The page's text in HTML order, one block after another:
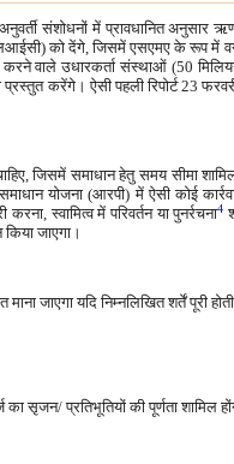
संशोधनों में प्रावधानित अनुसार
को देंगे, जिसमें एसएमए के रूप में
वाले उधारकर्ता संस्थाओं (50
करेंगे। ऐसी पहली रिपोर्ट 23
जिसमें समाधान हेतु समय सीमा
(आरपी) में ऐसी कोई
स्वामित्व में परिवर्तन या पुनर्रचना4
जाएगा।
जाएगा यदि निम्नलिखित शर्तें पूरी होती
सृजन/ प्रतिभूतियों की पूर्णता शामिल